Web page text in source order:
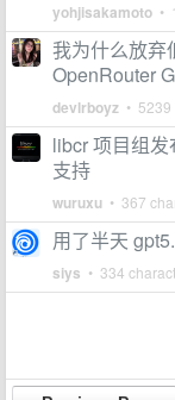
yohjisakamoto •
我为什么放弃
OpenRouter
devlrboyz •
libcr 项目组
支持
wuruxu • 367
用了半天
siys • 334